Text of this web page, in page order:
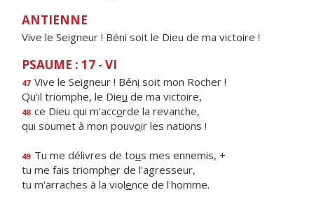
ANTIENNE
Vive le Seigneur ! Béni soit le Dieu de ma victoire !
PSAUME : 17 - VI
47 Vive le Seigneur ! Béni soit mon Rocher !
Qu'il triomphe, le Dieu de ma victoire,
48 ce Dieu qui m'accorde la revanche,
qui soumet à mon pouvoir les nations !
49 Tu me délivres de tous mes ennemis, +
tu me fais triompher de l'agresseur,
tu m'arraches à la violence de l'homme.